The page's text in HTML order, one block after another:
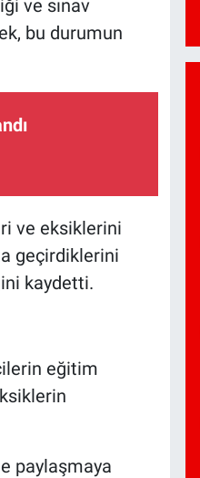
ve sınav
bu durumun
ve eksiklerini
geçirdiklerini
kaydetti.
eğitim
paylaşmaya